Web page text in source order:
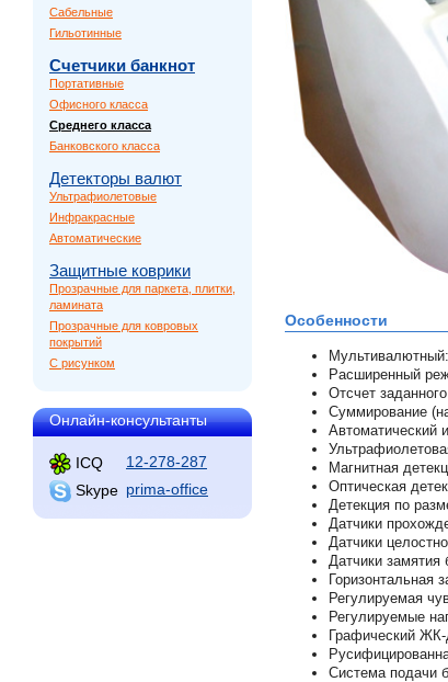
Сабельные
Гильотинные
Счетчики банкнот
Портативные
Офисного класса
Среднего класса
Банковского класса
Детекторы валют
Ультрафиолетовые
Инфракрасные
Автоматические
Защитные коврики
Прозрачные для паркета, плитки,
ламината
Прозрачные для ковровых
покрытий
С рисунком
Онлайн-консультанты
ICQ
12-278-287
Skype prima-office
Особенности
Расширенный
Отсчет
Суммирование
Автоматический
Магнитная
Оптическая
Детекция по
Датчики
Датчики
Датчики замятия
Горизонтальная
Регулируемая
Регулируемые
Графический ЖК-
Система подачи